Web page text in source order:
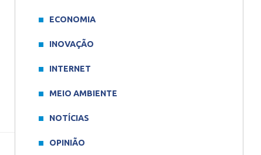
ECONOMIA
INOVAÇÃO
INTERNET
MEIO AMBIENTE
NOTÍCIAS
OPINIÃO